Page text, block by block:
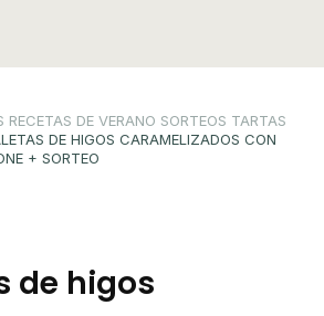
RECETAS DE VERANO SORTEOS TARTAS
DE HIGOS CARAMELIZADOS CON
+ SORTEO
de higos